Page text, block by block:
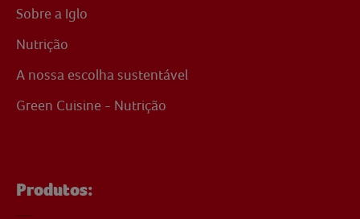
Sobre a Iglo
Nutrição
A nossa escolha sustentável
Green Cuisine - Nutrição
Produtos: